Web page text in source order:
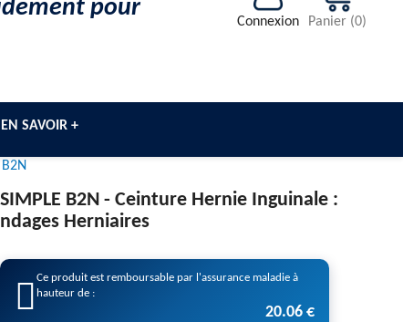
pour
Connexion Panier (0)
EN SAVOIR +
B2N - Ceinture Hernie Inguinale :
Herniaires
Ce produit est remboursable par l'assurance maladie à
hauteur de :
20.06 €